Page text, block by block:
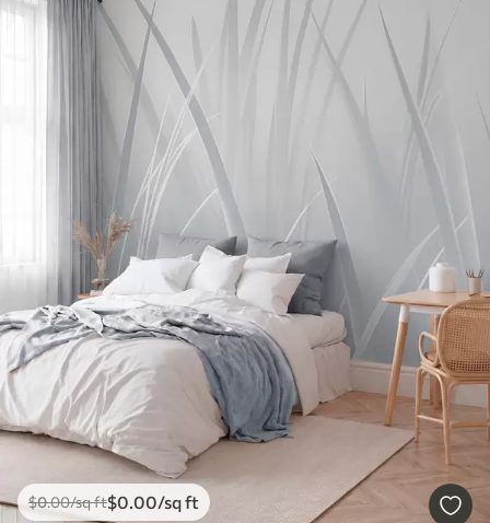
$0.00/sq ft$0.00/sq ft